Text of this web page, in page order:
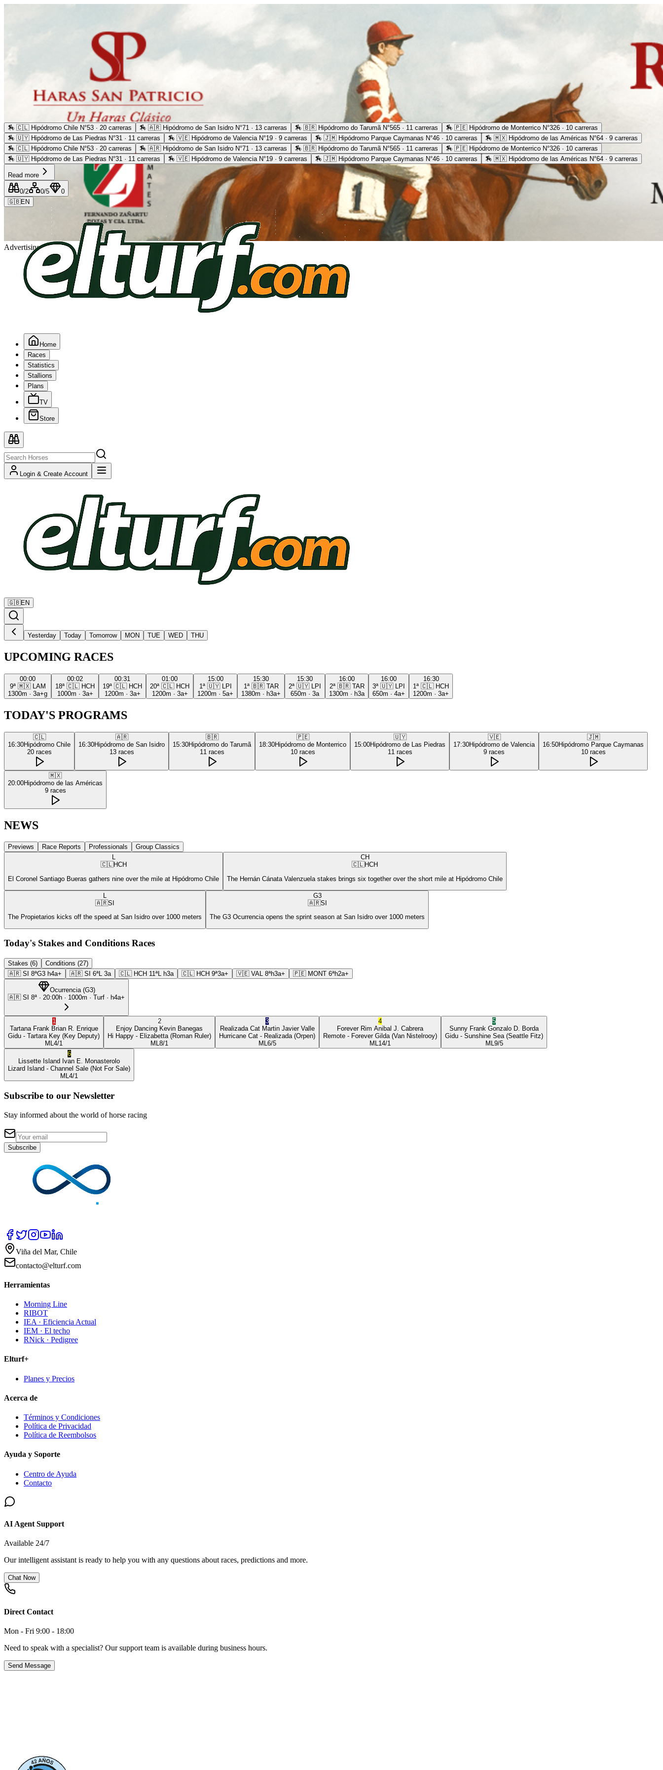
Advertising
🏇 🇨🇱 Hipódromo Chile N°53 · 20 carreras 🏇 🇦🇷 Hipódromo de San Isidro N°71 · 13 carreras 🏇 🇧🇷 Hipódromo do Tarumã N°565 · 11 carreras 🏇 🇵🇪 Hipódromo de Monterrico N°326 · 10 carreras
🏇 🇺🇾 Hipódromo de Las Piedras N°31 · 11 carreras 🏇 🇻🇪 Hipódromo de Valencia N°19 · 9 carreras 🏇 🇯🇲 Hipódromo Parque Caymanas N°46 · 10 carreras 🏇 🇲🇽 Hipódromo de las Américas N°64 · 9 carreras
🏇 🇨🇱 Hipódromo Chile N°53 · 20 carreras 🏇 🇦🇷 Hipódromo de San Isidro N°71 · 13 carreras 🏇 🇧🇷 Hipódromo do Tarumã N°565 · 11 carreras 🏇 🇵🇪 Hipódromo de Monterrico N°326 · 10 carreras
🏇 🇺🇾 Hipódromo de Las Piedras N°31 · 11 carreras 🏇 🇻🇪 Hipódromo de Valencia N°19 · 9 carreras 🏇 🇯🇲 Hipódromo Parque Caymanas N°46 · 10 carreras 🏇 🇲🇽 Hipódromo de las Américas N°64 · 9 carreras
Read more
0/2 0/5
0
🇬🇧EN
Home
Races
Statistics
Stallions
Plans
TV
Store
Login & Create Account
🇬🇧EN
Yesterday Today Tomorrow MON TUE WED THU
UPCOMING RACES
00:00
9ª 🇲🇽
LAM
1300m · 3a+g
00:02
18ª 🇨🇱 HCH
1000m · 3a+
00:31
19ª 🇨🇱 HCH
1200m · 3a+
01:00
20ª 🇨🇱 HCH
1200m · 3a+
15:00
1ª 🇺🇾
LPI
1200m · 5a+
15:30
1ª 🇧🇷 TAR
1380m · h3a+
15:30
2ª 🇺🇾
LPI
650m · 3a
16:00
2ª 🇧🇷 TAR
1300m · h3a
16:00
3ª 🇺🇾
LPI
650m · 4a+
16:30
1ª 🇨🇱 HCH
1200m · 3a+
TODAY'S PROGRAMS
🇨🇱
16:30Hipódromo Chile
20 races
🇦🇷
16:30Hipódromo de San Isidro
13 races
🇧🇷
15:30Hipódromo do Tarumã
11 races
🇵🇪
18:30Hipódromo de Monterrico
10 races
🇺🇾
15:00Hipódromo de Las Piedras
11 races
🇻🇪
17:30Hipódromo de Valencia
9 races
🇯🇲
16:50Hipódromo Parque Caymanas
10 races
🇲🇽
20:00Hipódromo de las Américas
9 races
NEWS
Previews Race Reports Professionals
Group Classics
L
🇨🇱HCH
El Coronel Santiago Bueras gathers nine over the mile at Hipódromo Chile
CH
🇨🇱HCH
The Hernán Cánata Valenzuela stakes brings six together over the short mile at Hipódromo Chile
L
🇦🇷SI
The Propietarios kicks off the speed at San Isidro over 1000 meters
G3
🇦🇷SI
The G3 Ocurrencia opens the sprint season at San Isidro over 1000 meters
Today's Stakes and Conditions Races
Stakes (6)
Conditions (27)
🇦🇷 SI 8ªG3 h4a+ 🇦🇷 SI 6ªL 3a 🇨🇱 HCH 11ªL h3a 🇨🇱 HCH 9ª3a+ 🇻🇪 VAL 8ªh3a+ 🇵🇪 MONT 6ªh2a+
Ocurrencia(G3)
🇦🇷 SI 8ª · 20:00h · 1000m · Turf · h4a+
1
Tartana Frank Brian R. Enrique
Gidu - Tartara Key (Key Deputy)
ML4/1
2
Enjoy Dancing Kevin Banegas
Hi Happy - Elizabetta(Roman Ruler)
ML8/1
3
Realizada Cat Martin Javier Valle
Hurricane Cat - Realizada(Orpen)
ML6/5
4
Forever Rim Anibal J. Cabrera
Remote - Forever Gilda(Van Nistelrooy)
ML14/1
5
Sunny Frank Gonzalo D. Borda
Gidu - Sunshine Sea(Seattle Fitz)
ML9/5
6
Lissette Island Ivan E. Monasterolo
Lizard Island - Channel Sale (Not For Sale)
ML4/1
Subscribe to our Newsletter
Stay informed about the world of horse racing
Subscribe
Viña del Mar, Chile
contacto@elturf.com
Herramientas
Morning Line
RIBOT
IEA · Eficiencia Actual
IEM · El techo
RNick · Pedigree
Elturf+
Planes y Precios
Acerca de
Términos y Condiciones
Política de Privacidad
Política de Reembolsos
Ayuda y Soporte
Centro de Ayuda
Contacto
AI Agent Support
Available 24/7
Our intelligent assistant is ready to help you with any questions about races, predictions and more.
Chat Now
Direct Contact
Mon - Fri 9:00 - 18:00
Need to speak with a specialist? Our support team is available during business hours.
Send Message